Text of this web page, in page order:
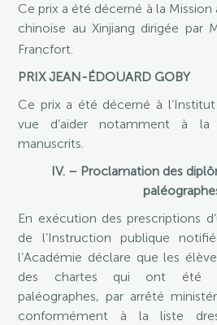
Ce prix a été décerné à la
chinoise au Xinjiang dirigée par
Francfort.
PRIX JEAN-ÉDOUARD GOBY
Ce prix a été décerné à
vue d’aider notamment à la
manuscrits.
IV. – Proclamation des
En exécution des prescriptions
de l’Instruction publique
l’Académie déclare que les
des chartes qui ont été
paléographes, par arrêté
conformément à la liste